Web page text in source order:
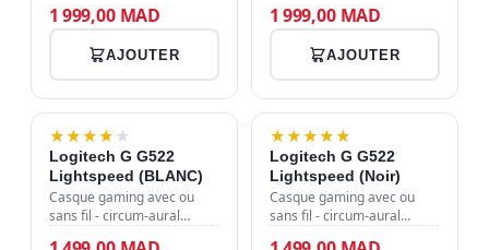
USB/Bluetooth 5.2, micro
HyperClear, 70h autonomie,
coussinets mémoire forme,
350g. TYPE…
1 999,00 MAD
AJOUTER
1080p, champ vision
réglable, USB 3.0.
Streaming et visio pro.
RÉSOLUTION V…
1 999,00 MAD
AJOUTER
★★★★ ★
Logitech G G522
Lightspeed (BLANC)
Casque gaming avec ou
sans fil - circum-aural
★★★★★
Logitech G G522
Lightspeed (Noir)
Casque gaming avec ou
sans fil - circum-aural